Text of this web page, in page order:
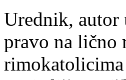
Urednik, autor
pravo na lično